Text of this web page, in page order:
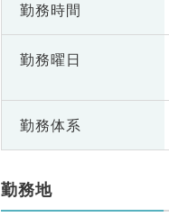
勤務時間
勤務曜日
勤務体系
勤務地